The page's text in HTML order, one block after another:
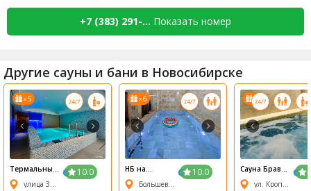
+7 (383) 291-... Показать номер
Другие сауны и бани в Новосибирске
x5
1/6
2/6
3/6
4/6
5/6
6/6
10.0
Термальный
комплекс На
Островах
улица Залесского, 5/1
x6
10.0
НБ на
Речном
Большевистская улица, 95
x6
Сауна Браво
на
Кропоткинаул. Кропоткина, 269/1